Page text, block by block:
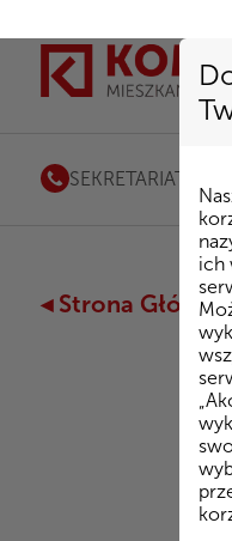
ich
SEKRETARIAT
◂ Strona Główna